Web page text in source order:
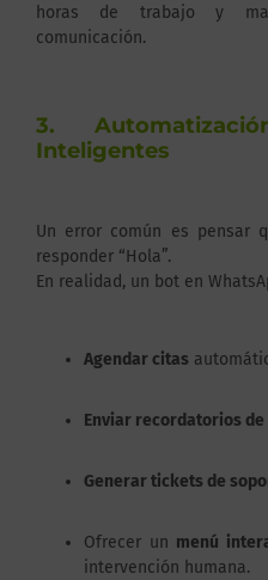
horas de trabajo y
comunicación.
3.
Inteligentes
Un error común es pensar
responder “Hola”.
En realidad, un bot en
Agendar citas
Enviar recordatorios de
Generar tickets de
Ofrecer un menú
intervención humana.